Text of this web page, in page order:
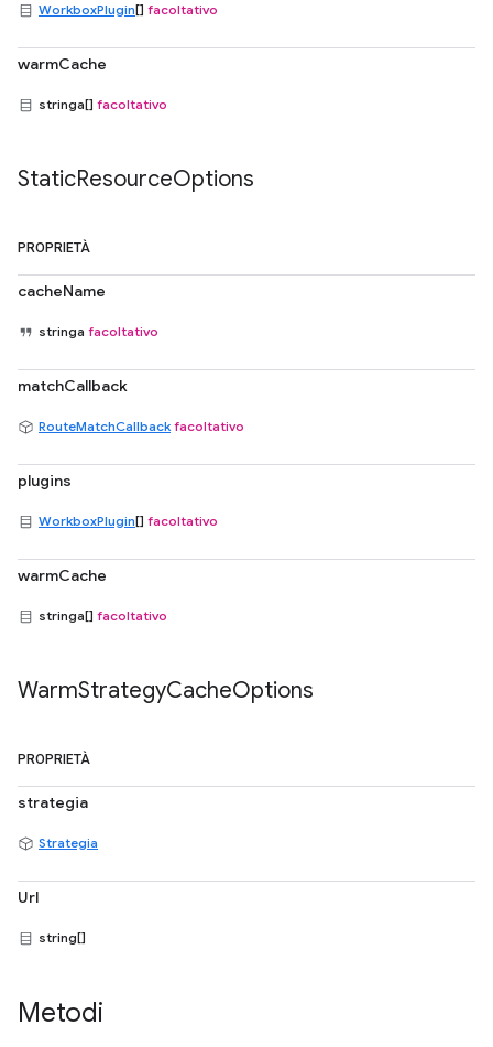
WorkboxPlugin[] facoltativo
warmCache
stringa[] facoltativo
StaticResourceOptions
PROPRIETÀ
cacheName
stringa facoltativo
matchCallback
RouteMatchCallback facoltativo
plugins
WorkboxPlugin[] facoltativo
warmCache
stringa[] facoltativo
WarmStrategyCacheOptions
PROPRIETÀ
strategia
Strategia
Url
string[]
Metodi